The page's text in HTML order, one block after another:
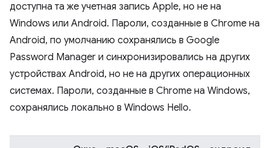
доступна та же учетная запись Apple, но не на
Windows или Android. Пароли, созданные в Chrome на
Android, по умолчанию сохранялись в Google
Password Manager и синхронизировались на других
устройствах Android, но не на других операционных
системах. Пароли, созданные в Chrome на Windows,
сохранялись локально в Windows Hello.